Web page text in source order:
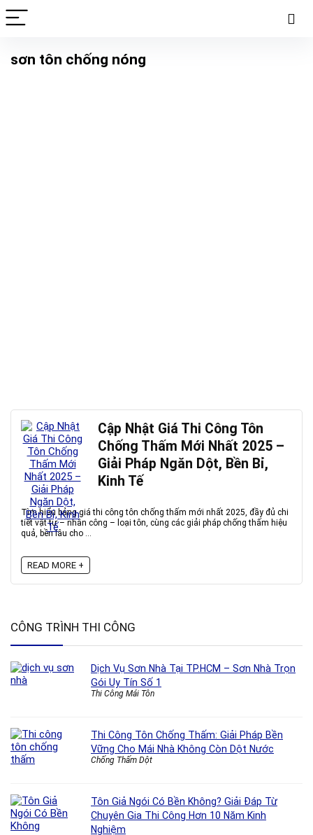
sơn tôn chống nóng
Cập Nhật Giá Thi Công Tôn
Chống Thấm Mới Nhất 2025 –
Giải Pháp Ngăn Dột, Bền Bỉ,
Kinh Tế
Tìm hiểu bảng giá thi công tôn chống thấm mới nhất 2025, đầy đủ chi
tiết vật tư – nhân công – loại tôn, cùng các giải pháp chống thấm hiệu
quả, bền lâu cho ...
READ MORE +
CÔNG TRÌNH THI CÔNG
Dịch Vụ Sơn Nhà Tại TP.HCM – Sơn Nhà Trọn
Gói Uy Tín Số 1
Thi Công Mái Tôn
Thi Công Tôn Chống Thấm: Giải Pháp Bền
Vững Cho Mái Nhà Không Còn Dột Nước
Chống Thấm Dột
Tôn Giả Ngói Có Bền Không? Giải Đáp Từ
Chuyên Gia Thi Công Hơn 10 Năm Kinh
Nghiệm